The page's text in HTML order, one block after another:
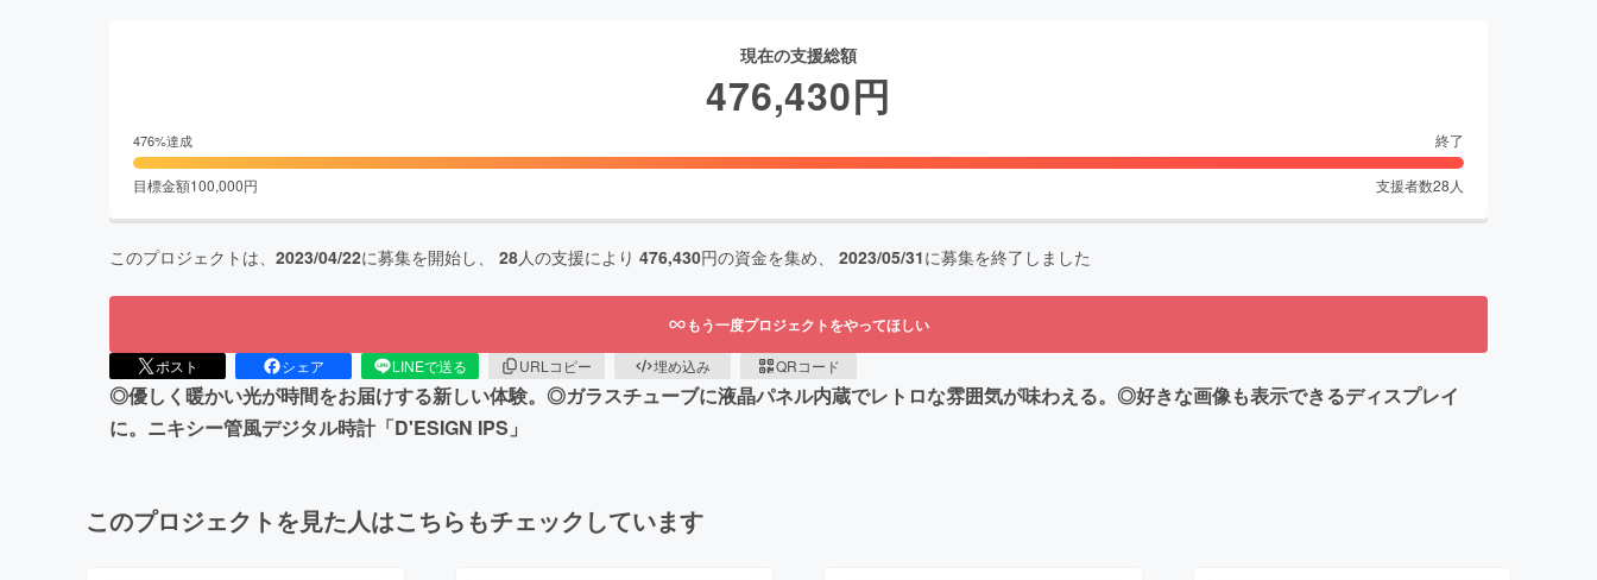
現在の支援総額
476,430円
476%達成 終了
目標金額100,000円 支援者数28 人
このプロジェクトは、 2023/04/22に募集を開始し、 28人の支援により 476,430円の資金を集め、 2023/05/31に募集を終了しました
もう一度プロジェクトをやってほしい
ポスト シェア LINEで送る URLコピー 埋め込み QRコード
◎優しく暖かい光が時間をお届けする新しい体験。◎ガラスチューブに液晶パネル内蔵でレトロな雰囲気が味わえる。◎好きな画像も表示できるディスプレイ
に。ニキシー管風デジタル時計「D'ESIGN IPS」
このプロジェクトを見た人はこちらもチェックしています